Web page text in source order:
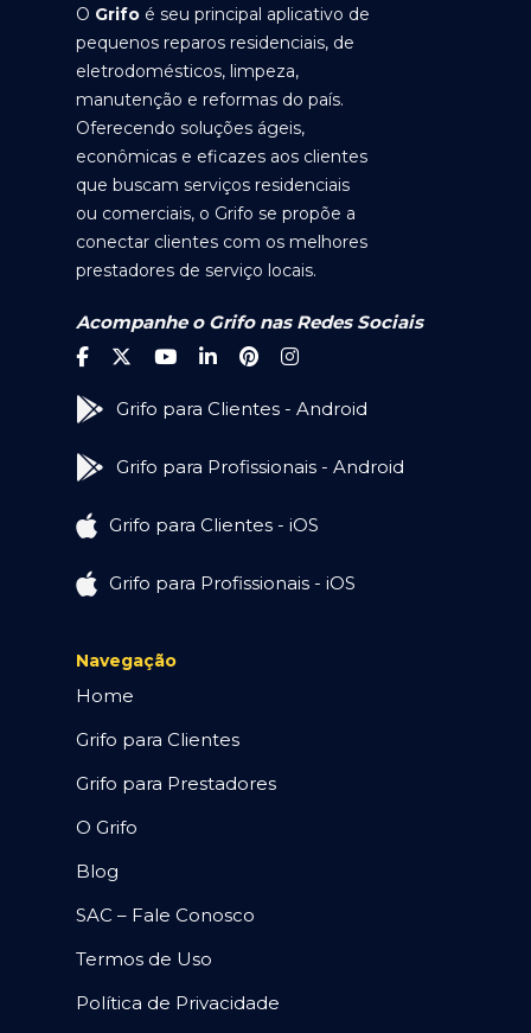
O Grifo é seu principal aplicativo de
pequenos reparos residenciais, de
eletrodomésticos, limpeza,
manutenção e reformas do país.
Oferecendo soluções ágeis,
econômicas e eficazes aos clientes
que buscam serviços residenciais
ou comerciais, o Grifo se propõe a
conectar clientes com os melhores
prestadores de serviço locais.
Acompanhe o Grifo nas Redes Sociais
Grifo para Clientes - Android
Grifo para Profissionais - Android
Grifo para Clientes - iOS
Grifo para Profissionais - iOS
Navegação
Home
Grifo para Clientes
Grifo para Prestadores
O Grifo
Blog
SAC – Fale Conosco
Termos de Uso
Política de Privacidade